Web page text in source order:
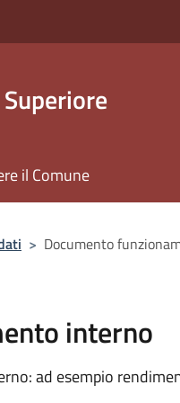
il Comune
> Documento
interno
ad esempio